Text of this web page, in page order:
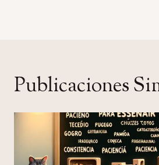
Publicaciones